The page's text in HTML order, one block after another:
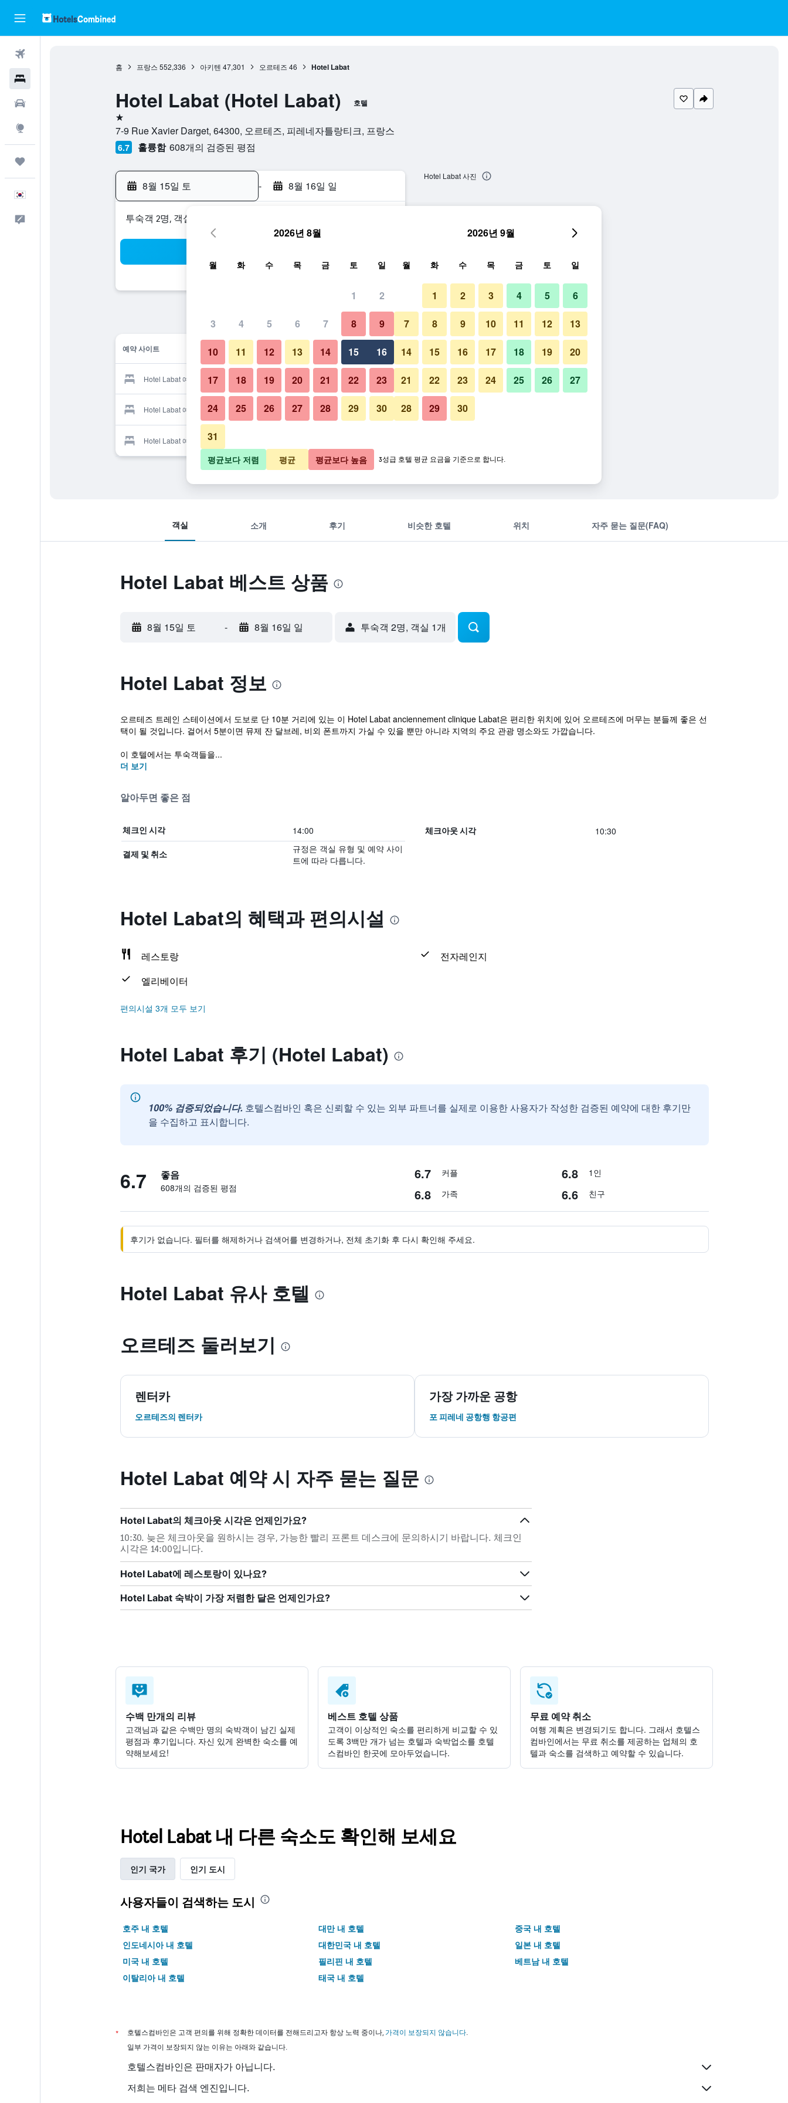
홈 프랑스 552,336 아키텐 47,301 오르테즈 46 Hotel Labat
Hotel Labat (Hotel Labat) 호텔
1성급
7-9 Rue Xavier Darget, 64300, 오르테즈, 피레네자틀랑티크, 프랑스
6.7 훌륭함 608개의 검증된 평점
8월 15일 토 - 8월 16일 일
​투숙객 2​명, ​객실 1개
예약 사이트
Hotel Labat 예약 업체 요금 보기
Hotel Labat 예약 업체 요금 보기
Hotel Labat 예약 업체
Hotel Labat 사진
객실 소개 후기 비슷한 호텔 위치 자주 묻는 질문(FAQ)
Hotel Labat 베스트 상품
8월 15일 토 - 8월 16일 일 ​투숙객 2​명, ​객실 1개
Hotel Labat 정보
오르테즈 트레인 스테이션에서 도보로 단 10분 거리에 있는 이 Hotel Labat anciennement clinique Labat은 편리한 위치에 있어 오르테즈에 머무는 분들께 좋은 선
택이 될 것입니다. 걸어서 5분이면 뮤제 잔 달브레, 비외 폰트까지 가실 수 있을 뿐만 아니라 지역의 주요 관광 명소와도 가깝습니다.
이 호텔에서는 투숙객들을...
더 보기
알아두면 좋은 점
체크인 시각 14:00 체크아웃 시각 10:30
결제 및 취소
규정은 객실 유형 및 예약 사이
트에 따라 다릅니다.
Hotel Labat의 혜택​과 편의시설
레스토랑
전자레인지
엘리베이터
편의시설 3개 모두 보기
Hotel Labat 후기 (Hotel Labat)
100% 검증되었습니다. 호텔스컴바인 혹은 신뢰할 수 있는 외부 파트너를 실제로 이용한 사용자가 작성한 검증된 예약에 대한 후기만
을 수집하고 표시합니다.
6.7 좋음
608개의 검증된 평점
6.7 커플 6.8 1인
6.8 가족 6.6 친구
후기가 없습니다. 필터를 해제하거나 검색어를 변경하거나, 전체 초기화 후 다시 확인해 주세요.
Hotel Labat 유사 호텔
오르테즈 둘러보기
렌터카
오르테즈​의 렌터카
가장 가까운 공항
포 피레네 공항행 항공편
Hotel Labat 예약 시 자주 묻는 질문
Hotel Labat의 체크아웃 시각은 언제인가요?
10:30. 늦은 체크아웃을 원하시는 경우, 가능한 빨리 프론트 데스크에 문의하시기 바랍니다. 체크인
시각은 14:00입니다.
Hotel Labat에 레스토랑이 있나요?
Hotel Labat 숙박이 가장 저렴한 달은 언제인가요?
수백 만개의 리뷰
고객님과 같은 수백만 명의 숙박객이 남긴 실제
평점과 후기입니다. 자신 있게 완벽한 숙소를 예
약해보세요!
베스트 호텔 상품
고객이 이상적인 숙소를 편리하게 비교할 수 있
도록 3백만 개가 넘는 호텔과 숙박업소를 호텔
스컴바인 한곳에 모아두었습니다.
무료 예약 취소
여행 계획은 변경되기도 합니다. ​그래서 호텔스
컴바인에서는 무료 취소를 제공하는 업체의 호
텔과 숙소를 검색하고 예약할 수 있습니다.
Hotel Labat 내 다른 숙소도 확인해 보세요
인기 국가 인기 도시
사용자들이 검색하는 도시
호주 내 호텔 대만 내 호텔
중국 내 호텔
인도네시아 내 호텔
대한민국 내 호텔
일본 내 호텔
미국 내 호텔
필리핀 내 호텔
베트남 내 호텔
이탈리아 내 호텔
태국 내 호텔
* 호텔스컴바인은 고객 편의를 위해 정확한 데이터를 전해드리고자 항상 노력 중이나, 가격이 보장되지 않습니다.
일부 가격이 보장되지 않는 이유는 아래와 같습니다.
호텔스컴바인은 판매자가 아닙니다.
저희는 메타 검색 엔진입니다.
2026년 8월
월 화 수 목 금 토 일
1 2
3 4 5 6 7 8 9
10 11 12 13 14 15 16
17 18 19 20 21 22 23
24 25 26 27 28 29 30
31
2026년 9월
월 화 수 목 금 토 일
1 2 3 4 5 6
7 8 9 10 11 12 13
14 15 16 17 18 19 20
21 22 23 24 25 26 27
28 29 30
평균보다 저렴 평균 평균보다 높음 3성급 호텔 평균 요금을 기준으로 합니다.